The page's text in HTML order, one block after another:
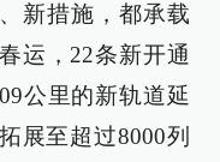
新措施，都承载
运，22条新开通
公里的新轨道延
展至超过8000列